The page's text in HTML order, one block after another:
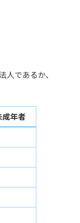
人であるか、
成年者